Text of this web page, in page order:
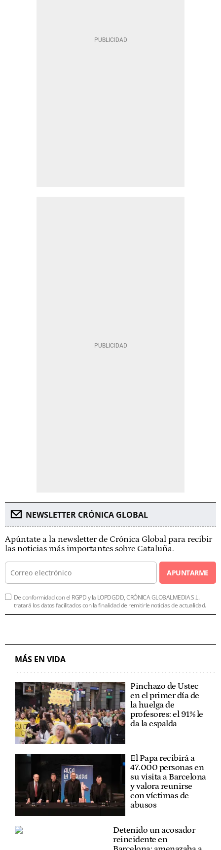
NEWSLETTER CRÓNICA GLOBAL
Apúntate a la newsletter de Crónica Global para recibir
las noticias más importantes sobre Cataluña.
APUNTARME
De conformidad con el RGPD y la LOPDGDD, CRÓNICA GLOBALMEDIA S.L.
tratará los datos facilitados con la finalidad de remitirle noticias de actualidad.
MÁS EN VIDA
Pinchazo de Ustec
en el primer día de
la huelga de
profesores: el 91% le
da la espalda
El Papa recibirá a
47.000 personas en
su visita a Barcelona
y valora reunirse
con víctimas de
abusos
Detenido un acosador
reincidente en